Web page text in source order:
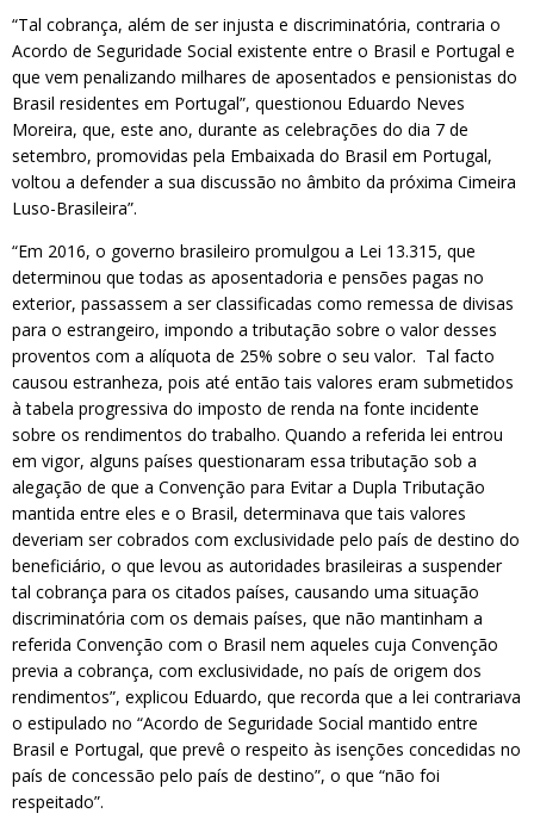
“Tal cobrança, além de ser injusta e discriminatória, contraria o
Acordo de Seguridade Social existente entre o Brasil e Portugal e
que vem penalizando milhares de aposentados e pensionistas do
Brasil residentes em Portugal”, questionou Eduardo Neves
Moreira, que, este ano, durante as celebrações do dia 7 de
setembro, promovidas pela Embaixada do Brasil em Portugal,
voltou a defender a sua discussão no âmbito da próxima Cimeira
Luso-Brasileira”.
“Em 2016, o governo brasileiro promulgou a Lei 13.315, que
determinou que todas as aposentadoria e pensões pagas no
exterior, passassem a ser classificadas como remessa de divisas
para o estrangeiro, impondo a tributação sobre o valor desses
proventos com a alíquota de 25% sobre o seu valor. Tal facto
causou estranheza, pois até então tais valores eram submetidos
à tabela progressiva do imposto de renda na fonte incidente
sobre os rendimentos do trabalho. Quando a referida lei entrou
em vigor, alguns países questionaram essa tributação sob a
alegação de que a Convenção para Evitar a Dupla Tributação
mantida entre eles e o Brasil, determinava que tais valores
deveriam ser cobrados com exclusividade pelo país de destino do
beneficiário, o que levou as autoridades brasileiras a suspender
tal cobrança para os citados países, causando uma situação
discriminatória com os demais países, que não mantinham a
referida Convenção com o Brasil nem aqueles cuja Convenção
previa a cobrança, com exclusividade, no país de origem dos
rendimentos”, explicou Eduardo, que recorda que a lei contrariava
o estipulado no “Acordo de Seguridade Social mantido entre
Brasil e Portugal, que prevê o respeito às isenções concedidas no
país de concessão pelo país de destino”, o que “não foi
respeitado”.